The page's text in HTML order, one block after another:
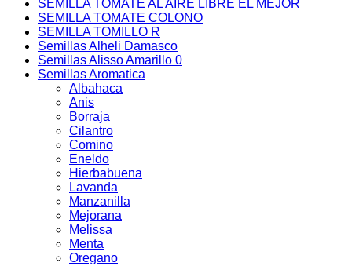
SEMILLA TOMATE AL AIRE LIBRE EL MEJOR
SEMILLA TOMATE COLONO
SEMILLA TOMILLO R
Semillas Alheli Damasco
Semillas Alisso Amarillo 0
Semillas Aromatica
Albahaca
Anis
Borraja
Cilantro
Comino
Eneldo
Hierbabuena
Lavanda
Manzanilla
Mejorana
Melissa
Menta
Oregano